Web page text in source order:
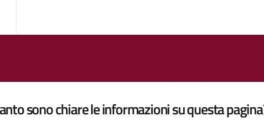
sono chiare le informazioni su questa